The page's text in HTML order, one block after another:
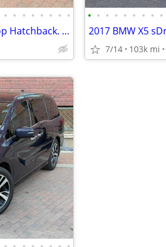
• • • • • • • •
2017 MINI Cooper S 4dr Hardtop Hatchback. CLEAN TITLE! 32MPG! TURBO!
• • • • • • • • •
7/14 103k mi